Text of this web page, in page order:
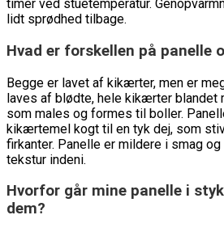
timer ved stuetemperatur.
lidt sprødhed tilbage.
Hvad er forskellen på panelle
Begge er lavet af kikærter, men er
laves af blødte, hele kikærter blandet
som males og formes til boller.
kikærtemel kogt til en tyk dej, som
firkanter. Panelle er mildere i smag
tekstur indeni.
Hvorfor går mine panelle i
dem?